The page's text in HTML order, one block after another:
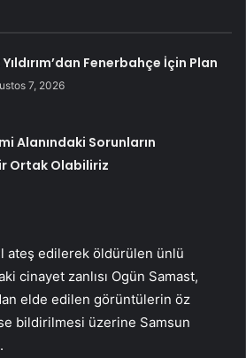
Fenerbahçe İçin Plan
7, 2026
Alanındaki Sorunların
Ortak Olabiliriz
ateş edilerek öldürülen ünlü
cinayet zanlısı Ogün Samast,
elde edilen görüntülerin öz
bildirilmesi üzerine Samsun